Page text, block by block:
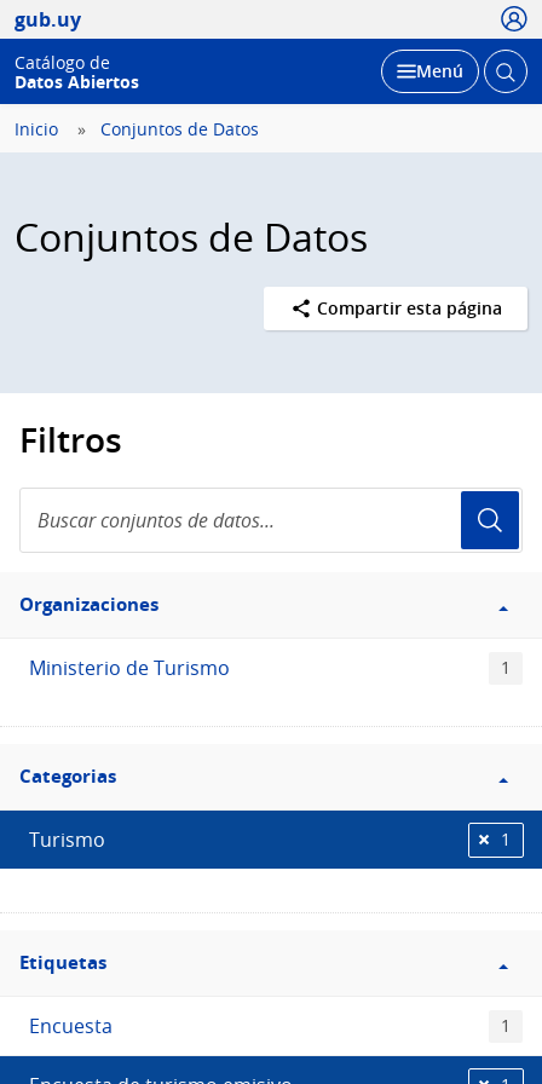
gub.uy
Catálogo de
Datos Abiertos
Desplegar
Menú Abrir
Inicio Conjuntos de Datos
Conjuntos de Datos
Compartir esta página
Filtros
conjuntos
de
Filtro
Organizaciones
Organizaciones
Ministerio de Turismo 1
Filtro
Categorias
Categorias
Turismo 1
Filtro
Etiquetas
Etiquetas
Encuesta 1